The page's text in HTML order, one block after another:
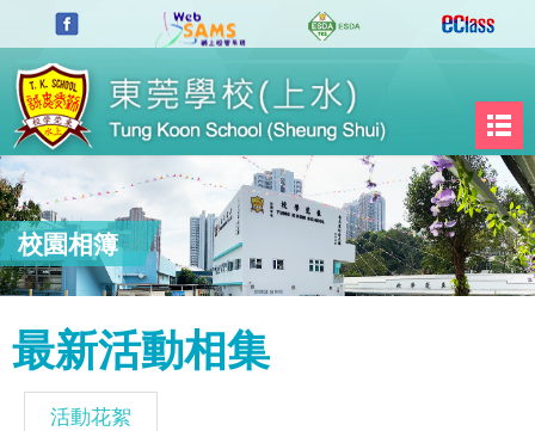
校園相簿
最新活動相集
活動花絮